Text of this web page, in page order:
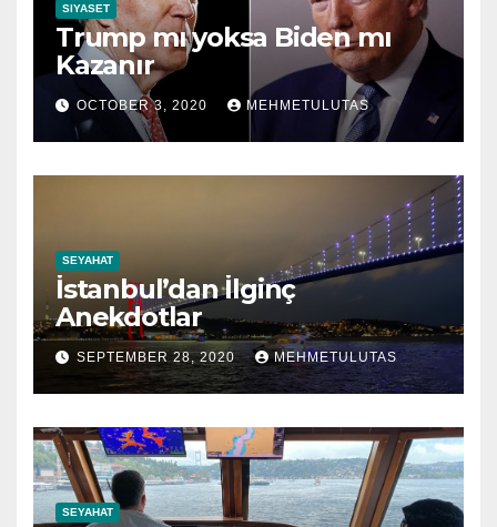
SIYASET
Trump mı yoksa Biden mı
Kazanır
OCTOBER 3, 2020 MEHMETULUTAS
SEYAHAT
İstanbul’dan İlginç
Anekdotlar
SEPTEMBER 28, 2020 MEHMETULUTAS
SEYAHAT